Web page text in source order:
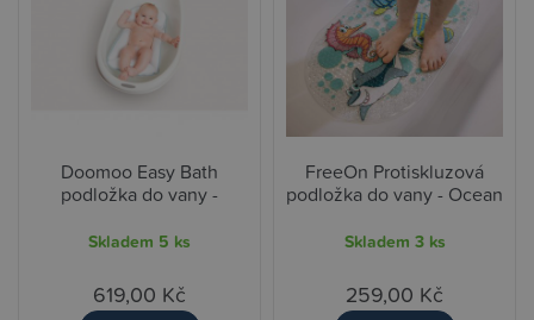
Doomoo Easy Bath
podložka do vany -
Skladem 5 ks
619,00 Kč
FreeOn Protiskluzová
podložka do vany - Ocean
Skladem 3 ks
259,00 Kč